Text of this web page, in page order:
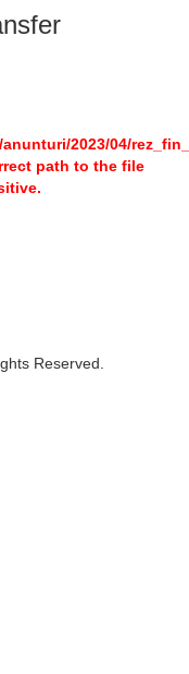
2023/04/
path to the file
Reserved.